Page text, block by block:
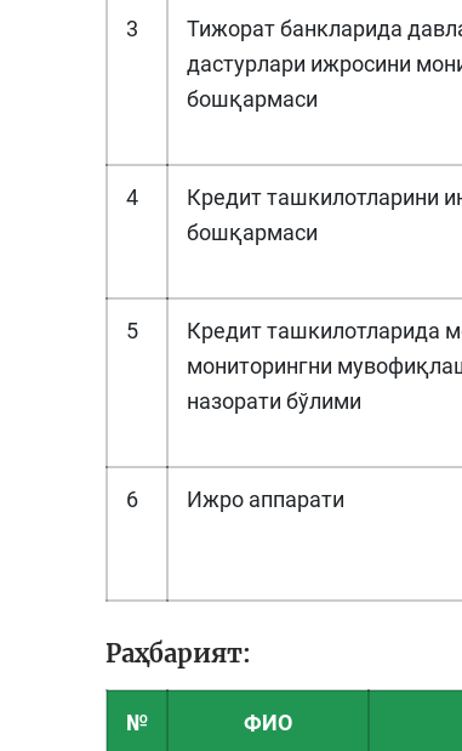
3
Тижорат банкларида
дастурлари ижросини
бошқармаси
4
Кредит ташкилотларини
бошқармаси
5
Кредит ташкилотларида
мониторингни
назорати бўлими
6 Ижро аппарати
Раҳбарият:
№ ФИО